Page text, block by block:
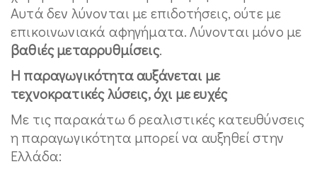
Αυτά δεν λύνονται με επιδοτήσεις, ούτε με
επικοινωνιακά αφηγήματα. Λύνονται μόνο με
βαθιές μεταρρυθμίσεις.
Η παραγωγικότητα αυξάνεται με
τεχνοκρατικές λύσεις, όχι με ευχές
Με τις παρακάτω 6 ρεαλιστικές κατευθύνσεις
η παραγωγικότητα μπορεί να αυξηθεί στην
Ελλάδα: